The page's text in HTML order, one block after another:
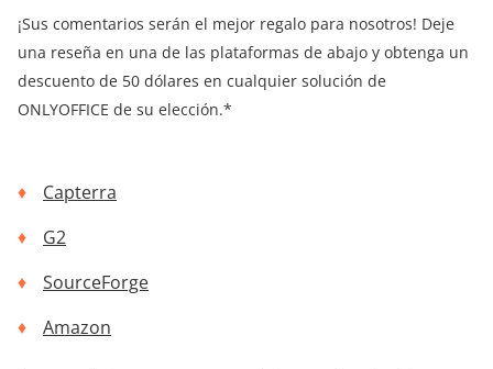
¡Sus comentarios serán el mejor regalo para nosotros! Deje
una reseña en una de las plataformas de abajo y obtenga un
descuento de 50 dólares en cualquier solución de
ONLYOFFICE de su elección.*
Capterra
G2
SourceForge
Amazon